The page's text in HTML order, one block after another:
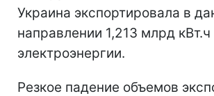
Украина экспортировала в
направлении 1,213 млрд кВт.ч
электроэнергии.
Резкое падение объемов